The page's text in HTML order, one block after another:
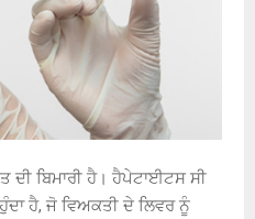
ਦੀ ਬਿਮਾਰੀ ਹੈ। ਹੈਪੇਟਾਈਟਸ ਸੀ
ਹੈ, ਜੋ ਵਿਅਕਤੀ ਦੇ ਲਿਵਰ ਨੂੰ